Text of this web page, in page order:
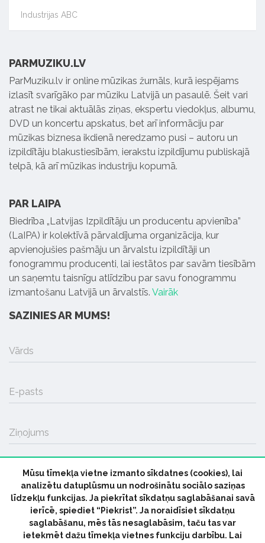
Industrijas ABC
PARMUZIKU.LV
ParMuziku.lv ir online mūzikas žurnāls, kurā iespējams
izlasīt svarīgāko par mūziku Latvijā un pasaulē. Šeit vari
atrast ne tikai aktuālās ziņas, ekspertu viedokļus, albumu,
DVD un koncertu apskatus, bet arī informāciju par
mūzikas biznesa ikdienā neredzamo pusi – autoru un
izpildītāju blakustiesībām, ierakstu izpildījumu publiskajā
telpā, kā arī mūzikas industriju kopumā.
PAR LAIPA
Biedrība „Latvijas Izpildītāju un producentu apvienība”
(LaIPA) ir kolektīvā pārvaldījuma organizācija, kur
apvienojušies pašmāju un ārvalstu izpildītāji un
fonogrammu producenti, lai iestātos par savām tiesībām
un saņemtu taisnīgu atlīdzību par savu fonogrammu
izmantošanu Latvijā un ārvalstīs. Vairāk
SAZINIES AR MUMS!
Vārds
E-pasts
Ziņojums
SŪTĪT
Mūsu tīmekļa vietne izmanto sīkdatnes (cookies), lai
analizētu datuplūsmu un nodrošinātu sociālo saziņas
līdzekļu funkcijas. Ja piekrītat sīkdatņu saglabāšanai savā
ierīcē, spiediet “Piekrist”. Ja noraidīsiet sīkdatņu
saglabāšanu, mēs tās nesaglabāsim, taču tas var
ietekmēt dažu tīmekļa vietnes funkciju darbību. Lai